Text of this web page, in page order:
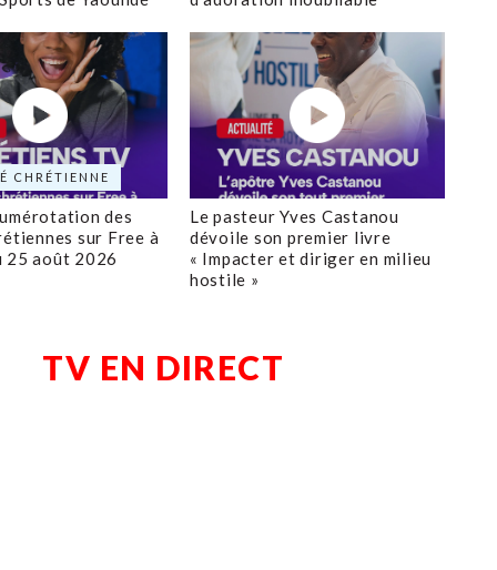
CHRÉTIENNE
des
sur Free à
25 août 2026
Le pasteur Yves Castanou
dévoile son premier livre
« Impacter et diriger en milieu
hostile »
TV EN DIRECT